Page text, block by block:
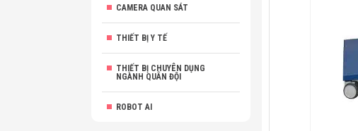
CAMERA QUAN SÁT
THIẾT BỊ Y TẾ
THIẾT BỊ CHUYÊN DỤNG
NGÀNH QUÂN ĐỘI
ROBOT AI